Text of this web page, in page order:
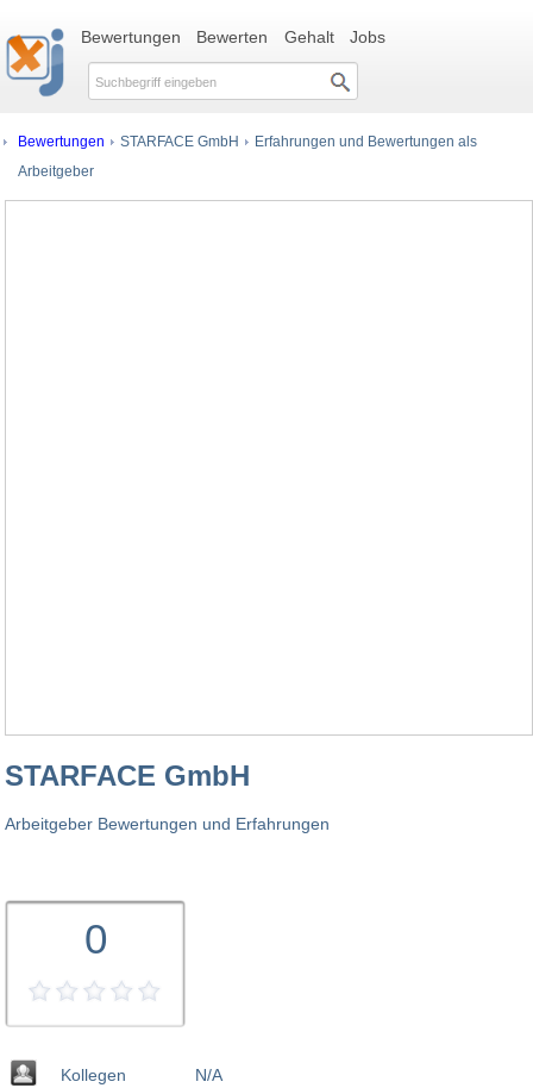
Bewertungen Bewerten Gehalt Jobs
Bewertungen STARFACE GmbH Erfahrungen und Bewertungen als
Arbeitgeber
STARFACE GmbH
Arbeitgeber Bewertungen und Erfahrungen
0
Kollegen
N/A